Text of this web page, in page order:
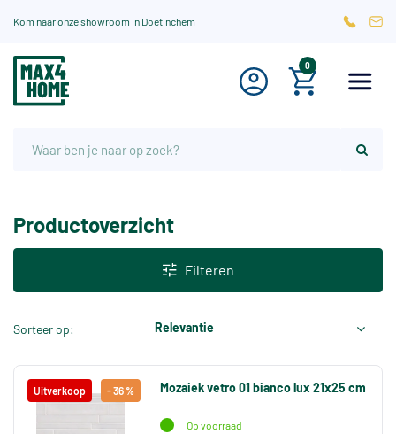
Kom naar onze showroom in Doetinchem
0
Productoverzicht
Filteren
Sorteer op: Relevantie
Uitverkoop - 36 % Mozaiek vetro 01 bianco lux 21x25 cm
Op voorraad